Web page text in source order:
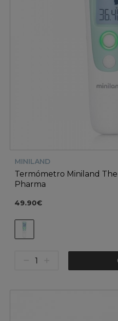
MINILAND
Termómetro Miniland
Pharma
49.90€